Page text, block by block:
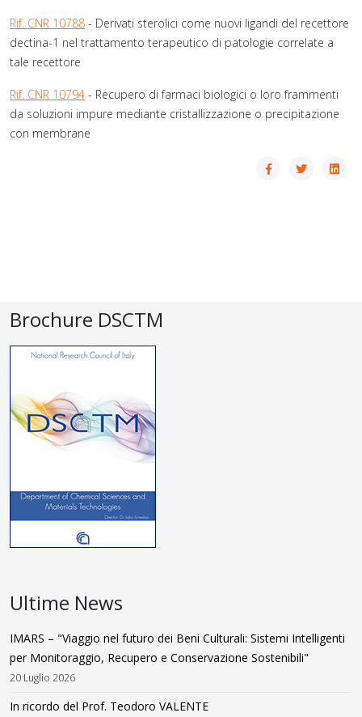
Rif. CNR 10788 - Derivati sterolici come nuovi ligandi del recettore
dectina-1 nel trattamento terapeutico di patologie correlate a
tale recettore
Rif. CNR 10794 - Recupero di farmaci biologici o loro frammenti
da soluzioni impure mediante cristallizzazione o precipitazione
con membrane
Brochure DSCTM
Ultime News
IMARS – "Viaggio nel futuro dei Beni Culturali: Sistemi Intelligenti
per Monitoraggio, Recupero e Conservazione Sostenibili"
20 Luglio 2026
In ricordo del Prof. Teodoro VALENTE